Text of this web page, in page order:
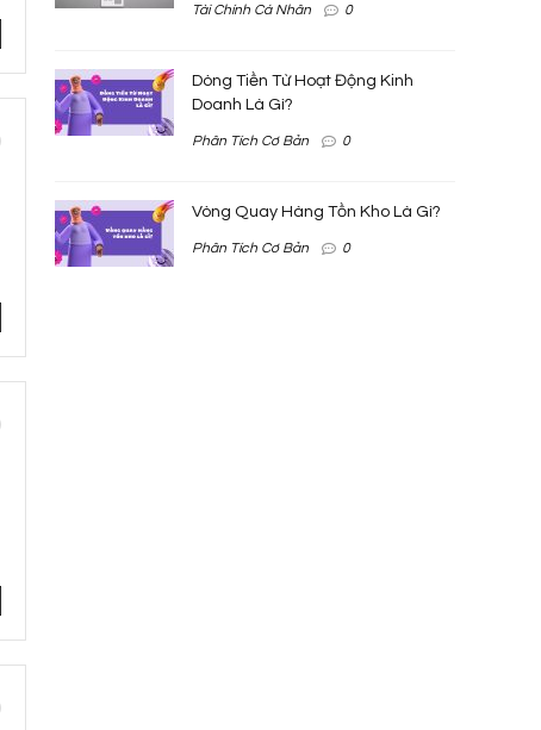
Tài Chính Cá Nhân 0
Dòng Tiền Từ Hoạt Động Kinh
Doanh Là Gì?
Phân Tích Cơ Bản 0
Vòng Quay Hàng Tồn Kho Là Gì?
Phân Tích Cơ Bản 0